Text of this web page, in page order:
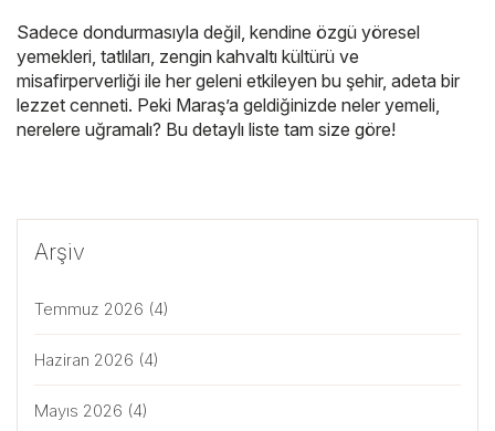
Sadece dondurmasıyla değil, kendine özgü yöresel
yemekleri, tatlıları, zengin kahvaltı kültürü ve
misafirperverliği ile her geleni etkileyen bu şehir, adeta bir
lezzet cenneti. Peki Maraş’a geldiğinizde neler yemeli,
nerelere uğramalı? Bu detaylı liste tam size göre!
Arşiv
Temmuz 2026 (4)
Haziran 2026 (4)
Mayıs 2026 (4)